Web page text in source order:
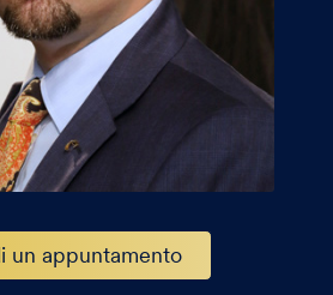
un appuntamentoContatti